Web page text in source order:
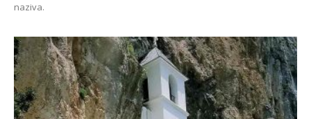
naziva.